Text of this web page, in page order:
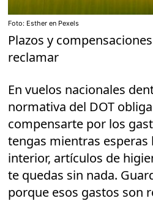
Foto: Esther en Pexels
Plazos y
reclamar
En vuelos nacionales
normativa del DOT
compensarte por los
tengas mientras esperas
interior, artículos de
te quedas sin nada.
porque esos gastos son